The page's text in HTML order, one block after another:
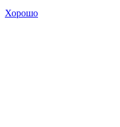
Хорошо